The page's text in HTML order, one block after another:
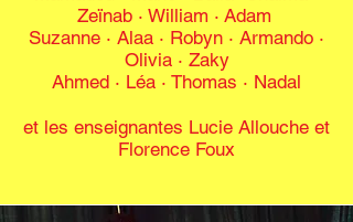
Zeïnab · William · Adam
Suzanne · Alaa · Robyn · Armando ·
Olivia · Zaky
Ahmed · Léa · Thomas · Nadal
et les enseignantes Lucie Allouche et
Florence Foux